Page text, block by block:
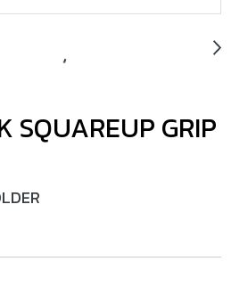
SQUAREUP GRIP